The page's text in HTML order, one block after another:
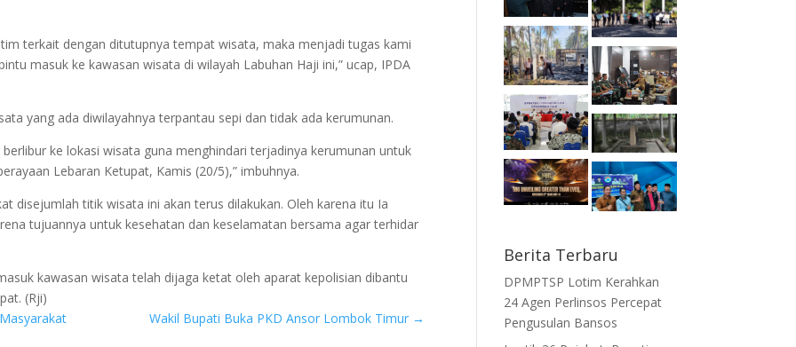
terkait dengan ditutupnya tempat wisata, maka menjadi tugas kami
masuk ke kawasan wisata di wilayah Labuhan Haji ini,” ucap, IPDA
yang ada diwilayahnya terpantau sepi dan tidak ada kerumunan.
ke lokasi wisata guna menghindari terjadinya kerumunan untuk
Lebaran Ketupat, Kamis (20/5),” imbuhnya.
disejumlah titik wisata ini akan terus dilakukan. Oleh karena itu Ia
tujuannya untuk kesehatan dan keselamatan bersama agar terhidar
kawasan wisata telah dijaga ketat oleh aparat kepolisian dibantu
(Rji)
Wakil Bupati Buka PKD Ansor Lombok Timur →
Berita Terbaru
DPMPTSP Lotim Kerahkan
24 Agen Perlinsos Percepat
Pengusulan Bansos